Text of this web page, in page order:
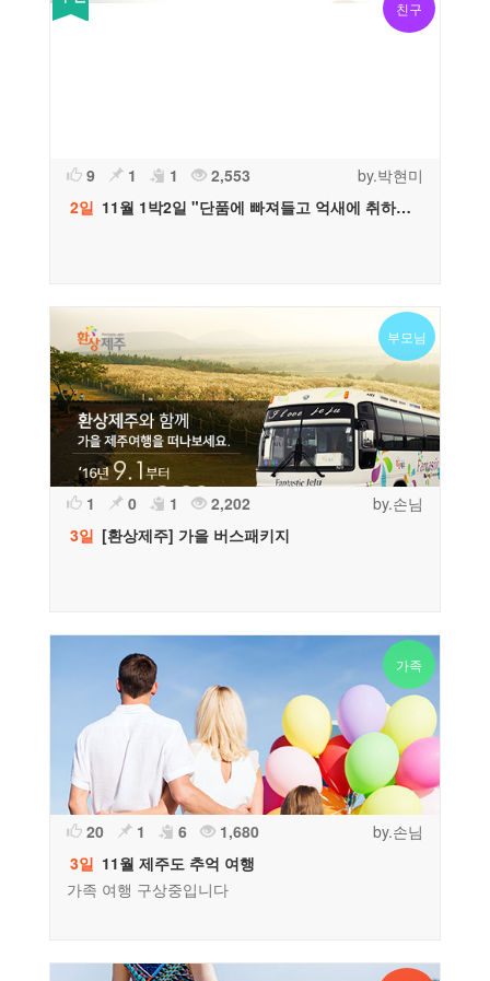
친구
9 1 1 2,553
by.박현미
2일 11월 1박2일 "단품에 빠져들고 억새에 취하고~" [박현미 플래너 추천]
부모님
1 0 1 2,202
by.손님
3일 [환상제주] 가을 버스패키지
가족
20 1 6 1,680
by.손님
3일 11월 제주도 추억 여행
가족 여행 구상중입니다